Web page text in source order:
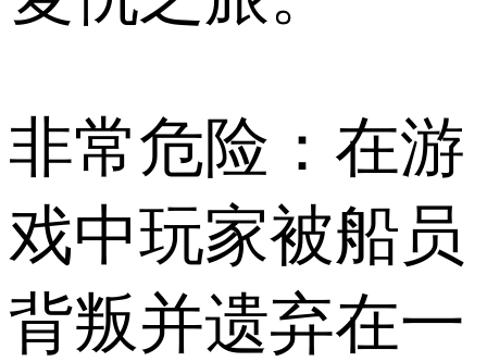
非常危险：在游
戏中玩家被船员
背叛并遗弃在一